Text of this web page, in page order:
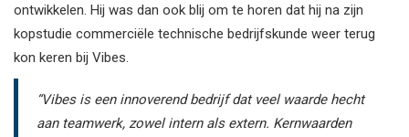
ontwikkelen. Hij was dan ook blij om te horen dat hij na zijn
kopstudie commerciële technische bedrijfskunde weer terug
kon keren bij Vibes.
“Vibes is een innoverend bedrijf dat veel waarde hecht
aan teamwerk, zowel intern als extern. Kernwaarden